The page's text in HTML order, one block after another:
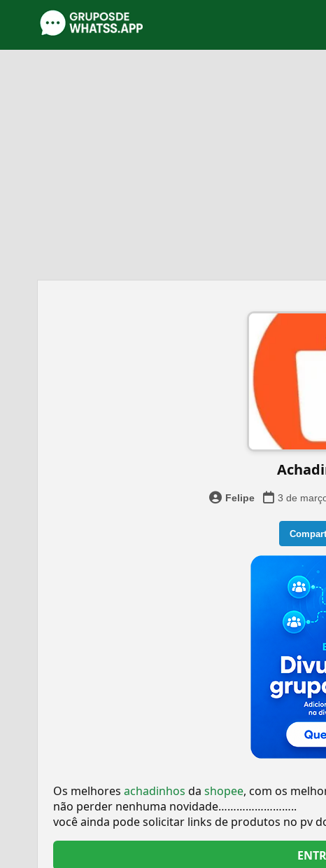
Felipe 3 de
Os melhores achadinhos da shopee, com os
não perder nenhuma novidade……………………..
você ainda pode solicitar links de produtos no pv